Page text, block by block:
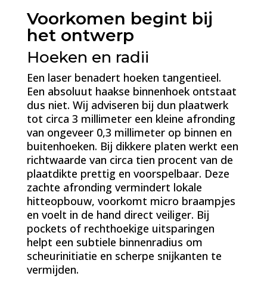
Voorkomen begint bij
het ontwerp
Hoeken en radii
Een laser benadert hoeken tangentieel.
Een absoluut haakse binnenhoek ontstaat
dus niet. Wij adviseren bij dun plaatwerk
tot circa 3 millimeter een kleine afronding
van ongeveer 0,3 millimeter op binnen en
buitenhoeken. Bij dikkere platen werkt een
richtwaarde van circa tien procent van de
plaatdikte prettig en voorspelbaar. Deze
zachte afronding vermindert lokale
hitteopbouw, voorkomt micro braampjes
en voelt in de hand direct veiliger. Bij
pockets of rechthoekige uitsparingen
helpt een subtiele binnenradius om
scheurinitiatie en scherpe snijkanten te
vermijden.